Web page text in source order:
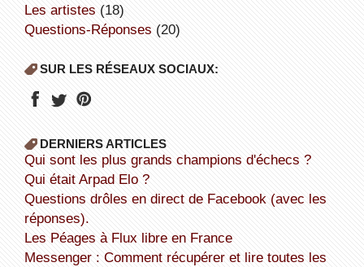
Les artistes (18)
Questions-Réponses (20)
SUR LES RÉSEAUX SOCIAUX:
DERNIERS ARTICLES
Qui sont les plus grands champions d'échecs ?
Qui était Arpad Elo ?
Questions drôles en direct de Facebook (avec les
réponses).
Les Péages à Flux libre en France
Messenger : Comment récupérer et lire toutes les